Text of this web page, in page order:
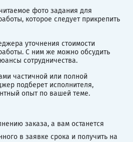
фото задания для
которое следует прикрепить
уточнения стоимости
С ним же можно обсудить
сотрудничества.
частичной или полной
подберет исполнителя,
опыт по вашей теме.
заказа, а вам останется
в заявке срока и получить на